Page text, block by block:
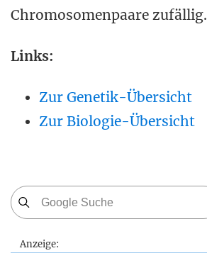
Chromosomenpaare zufällig.
Links:
Zur Genetik-Übersicht
Zur Biologie-Übersicht
Anzeige: